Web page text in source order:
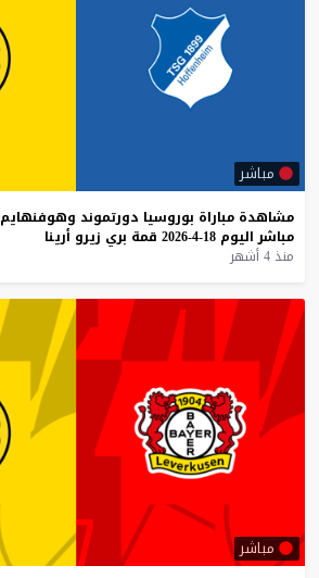
مباشر
مشاهدة مباراة بوروسيا دورتموند وهوفنهايم
مباشر اليوم 18-4-2026 قمة بري زيرو أرينا
منذ 4 أشهر
مباشر